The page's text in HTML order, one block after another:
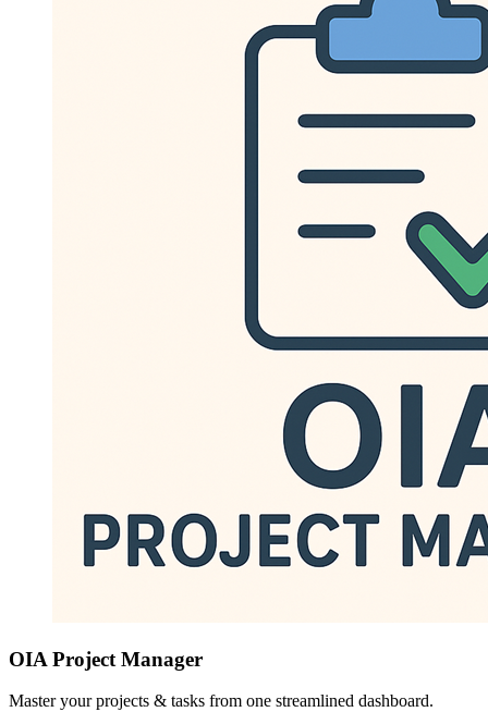
OIA Project Manager
Master your projects & tasks from one streamlined dashboard.